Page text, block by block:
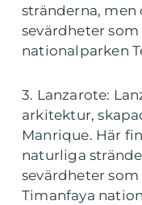
stränderna,
sevärdheter
nationalparken
3. Lanzarote:
arkitektur,
Manrique. Här
naturliga
sevärdheter
Timanfaya